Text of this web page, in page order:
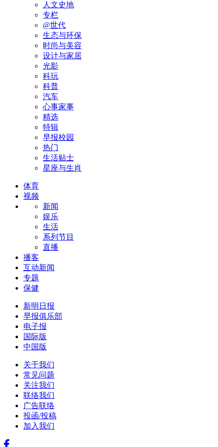
人文史地
专栏
@世代
生态与环保
时尚与美容
设计与家居
光影
科玩
科普
汽车
心事家事
精选
特辑
早报校园
热门
生活贴士
星座与生肖
体育
视频
新闻
娱乐
生活
系列节目
直播
播客
互动新闻
专题
保健
新明日报
早报俱乐部
电子报
国际版
中国版
关于我们
常见问题
关注我们
联络我们
广告联络
投函/投稿
加入我们